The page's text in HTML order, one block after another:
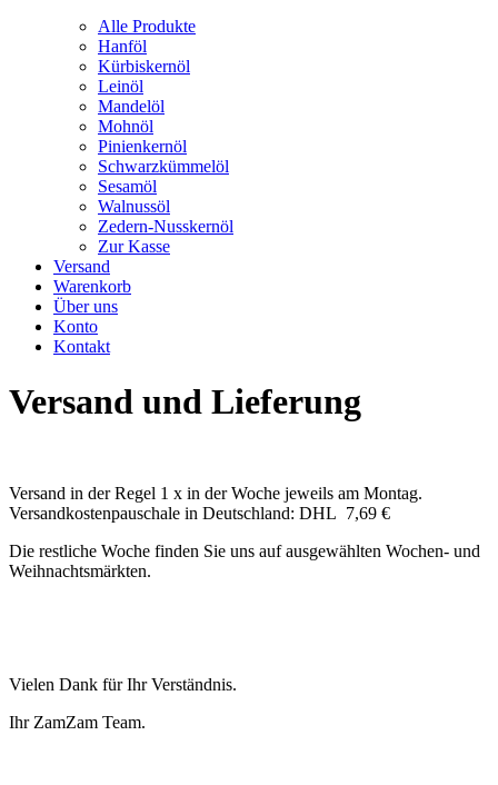
Alle Produkte
Hanföl
Kürbiskernöl
Leinöl
Mandelöl
Mohnöl
Pinienkernöl
Schwarzkümmelöl
Sesamöl
Walnussöl
Zedern-Nusskernöl
Zur Kasse
Versand
Warenkorb
Über uns
Konto
Kontakt
Versand und Lieferung
Versand in der Regel 1 x in der Woche jeweils am Montag.
Versandkostenpauschale in Deutschland: DHL 7,69 €
Die restliche Woche finden Sie uns auf ausgewählten Wochen- und
Weihnachtsmärkten.
Vielen Dank für Ihr Verständnis.
Ihr ZamZam Team.